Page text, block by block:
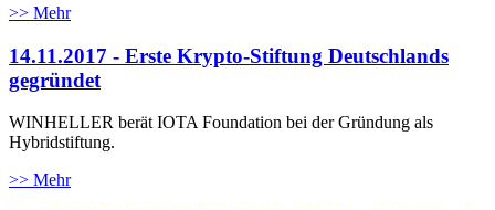
>> Mehr
14.11.2017 - Erste Krypto-Stiftung Deutschlands
gegründet
WINHELLER berät IOTA Foundation bei der Gründung als
Hybridstiftung.
>> Mehr